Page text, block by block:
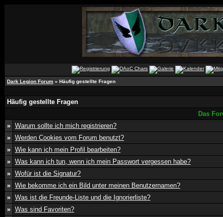
Dark Legion Forum » Häufig gestellte Fragen
Häufig gestellte Fragen
Das
» Warum sollte ich mich registrieren?
» Werden Cookies vom Forum benutzt?
» Wie kann ich mein Profil bearbeiten?
» Was kann ich tun, wenn ich mein Passwort vergessen habe?
» Wofür ist die Signatur?
» Wie bekomme ich ein Bild unter meinen Benutzernamen?
» Was ist die Freunde-Liste und die Ignorierliste?
» Was sind Favoriten?